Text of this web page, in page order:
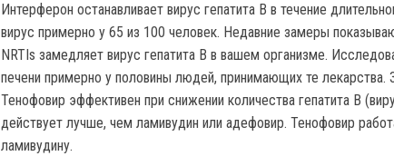
Интерферон останавливает вирус гепатита В в течение
вирус примерно у 65 из 100 человек. Недавние замеры
NRTIs замедляет вирус гепатита В в вашем организме.
печени примерно у половины людей, принимающих те лекарства.
Тенофовир эффективен при снижении количества гепатита В
действует лучше, чем ламивудин или адефовир. Тенофовир
ламивудину.